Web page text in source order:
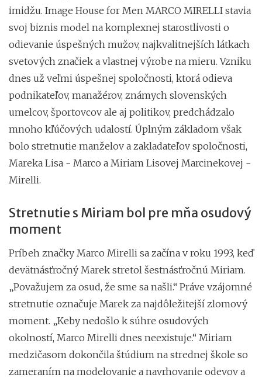
imidžu. Image House for Men MARCO MIRELLI stavia
svoj biznis model na komplexnej starostlivosti o
odievanie úspešných mužov, najkvalitnejších látkach
svetových značiek a vlastnej výrobe na mieru. Vzniku
dnes už veľmi úspešnej spoločnosti, ktorá odieva
podnikateľov, manažérov, známych slovenských
umelcov, športovcov ale aj politikov, predchádzalo
mnoho kľúčových udalostí. Úplným základom však
bolo stretnutie manželov a zakladateľov spoločnosti,
Mareka Lisa - Marco a Miriam Lisovej Marcinekovej -
Mirelli.
Stretnutie s Miriam bol pre mňa osudový
moment
Príbeh značky Marco Mirelli sa začína v roku 1993, keď
devätnásťročný Marek stretol šestnásťročnú Miriam.
„Považujem za osud, že sme sa našli.“ Práve vzájomné
stretnutie označuje Marek za najdôležitejší zlomový
moment. „Keby nedošlo k súhre osudových
okolností, Marco Mirelli dnes neexistuje.“ Miriam
medzičasom dokončila štúdium na strednej škole so
zameraním na modelovanie a navrhovanie odevov a